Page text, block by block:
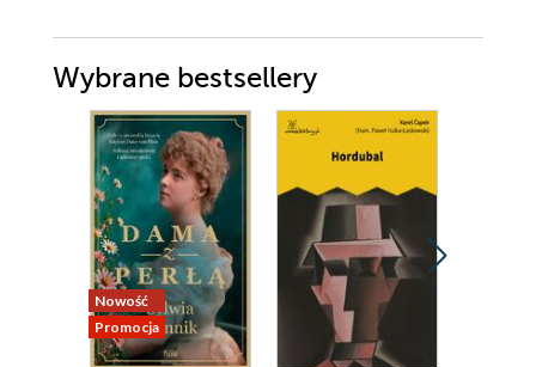
Wybrane bestsellery
Nowość
Promocja